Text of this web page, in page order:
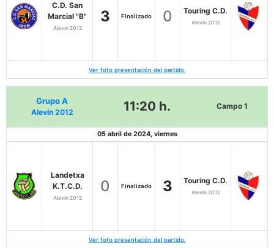
C.D. San
Marcial "B"
Alevín 2012
3 Finalizado 0 Touring C.D.
Alevín 2012
Ver foto presentación del partido.
Grupo A
Alevín 2012 11:20 h. Campo 1
05 abril de 2024, viernes
Landetxa
K.T.C.D.
Alevín 2012
0 Finalizado 3 Touring C.D.
Alevín 2012
Ver foto presentación del partido.